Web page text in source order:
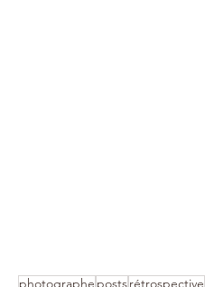
photographe postsrétrospective